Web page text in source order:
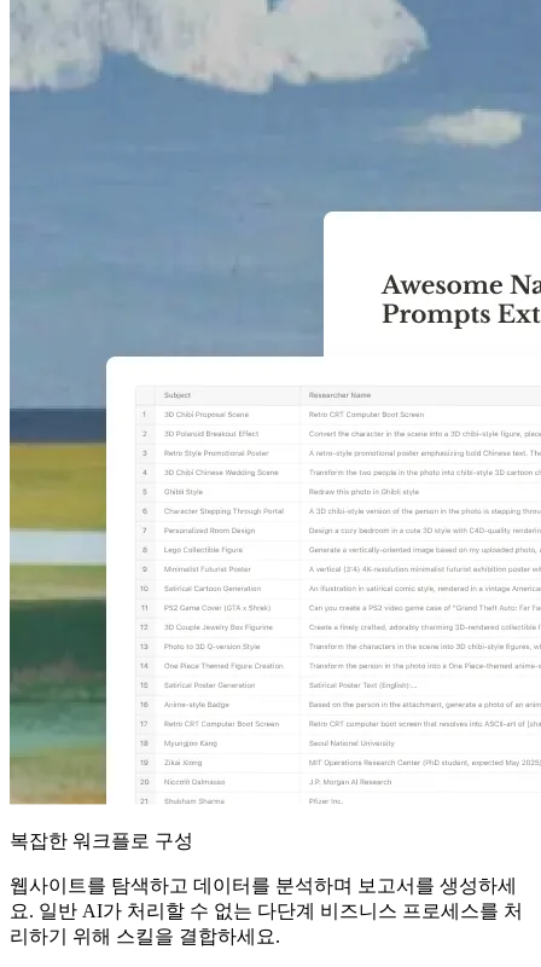
복잡한 워크플로 구성
웹사이트를 탐색하고 데이터를 분석하며 보고서를 생성하세
요. 일반 AI가 처리할 수 없는 다단계 비즈니스 프로세스를 처
리하기 위해 스킬을 결합하세요.